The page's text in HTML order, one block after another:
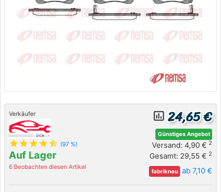
Verkäufer
star star star star star_half (97 %)
Auf Lager
6 Beobachten diesen Artikel
insert_chart_outlined 24,65 €
Günstiges Angebot
Versand: 4,90 € 2
Gesamt: 29,55 € 2
fabrikneu ab 7,10 €